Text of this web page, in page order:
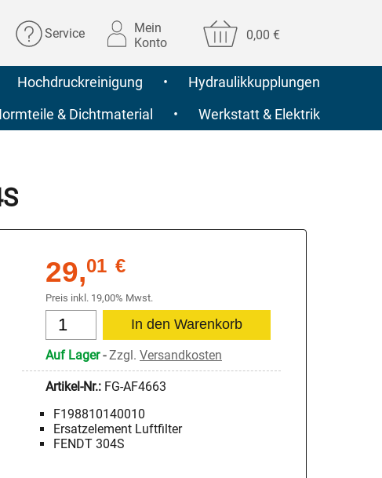
Service
Mein
Konto
0,00 €
Hochdruckreinigung •
Hydraulikkupplungen
& Dichtmaterial • Werkstatt & Elektrik
29,01 €
Preis inkl. 19,00% Mwst.
Auf Lager-Zzgl. Versandkosten
Artikel-Nr.: FG-AF4663
F198810140010
Ersatzelement Luftfilter
FENDT 304S